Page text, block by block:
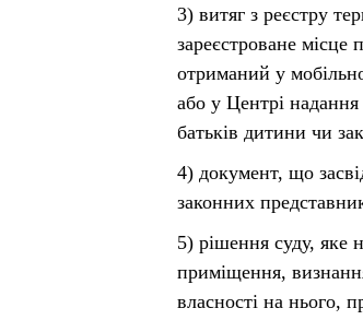
3) витяг з реєстру
зареєстроване
отриманий у
або у Центрі надання
батьків дитини чи
4) документ, що
законних
5) рішення суду, яке
приміщення,
власності на нього,